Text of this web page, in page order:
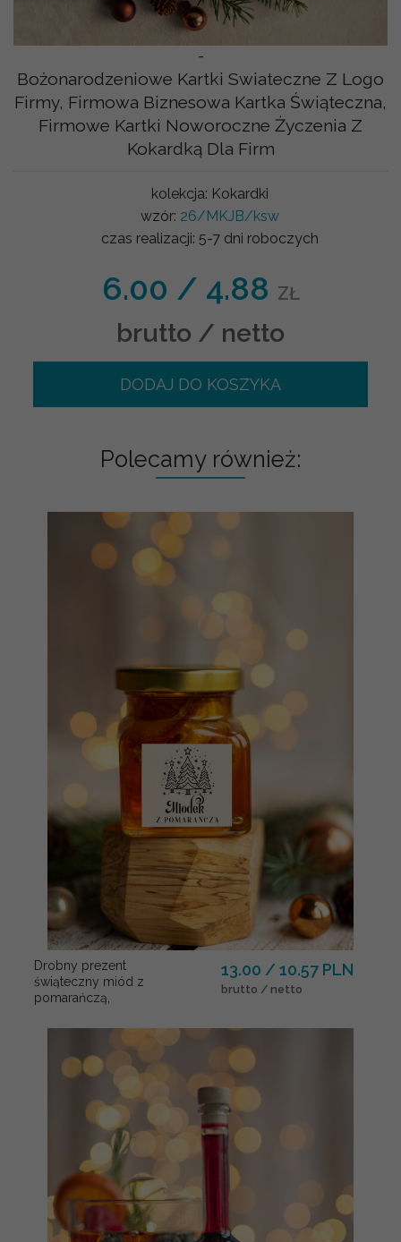
-
Bożonarodzeniowe Kartki Swiateczne Z Logo
Firmy, Firmowa Biznesowa Kartka Świąteczna,
Firmowe Kartki Noworoczne Życzenia Z
Kokardką Dla Firm
kolekcja: Kokardki
wzór: 26/MKJB/ksw
czas realizacji: 5-7 dni roboczych
6.00 / 4.88 ZŁ
brutto / netto
DODAJ DO KOSZYKA
Polecamy również:
Drobny prezent
świąteczny miód z
pomarańczą,
13.00 / 10.57 PLN
brutto / netto